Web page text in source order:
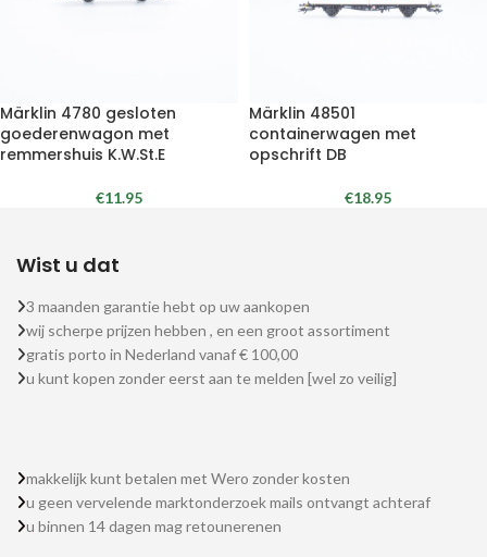
Märklin 4780 gesloten
goederenwagon met
remmershuis K.W.St.E
€11.95
Märklin 48501
containerwagen met
opschrift DB
€18.95
Wist u dat
3 maanden garantie hebt op uw aankopen
wij scherpe prijzen hebben , en een groot assortiment
gratis porto in Nederland vanaf € 100,00
u kunt kopen zonder eerst aan te melden [wel zo veilig]
makkelijk kunt betalen met Wero zonder kosten
u geen vervelende marktonderzoek mails ontvangt achteraf
u binnen 14 dagen mag retounerenen